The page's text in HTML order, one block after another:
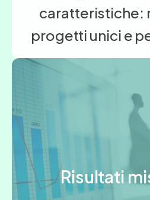
caratteristiche:
progetti unici e
Risultati